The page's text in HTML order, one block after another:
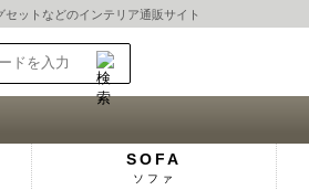
セット などのインテリア通販サイト
SOFA
ソファ